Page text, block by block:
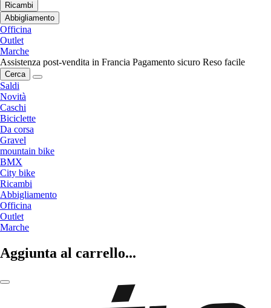
Ricambi
Abbigliamento
Officina
Outlet
Marche
Assistenza post-vendita in Francia Pagamento sicuro Reso facile
Cerca
Saldi
Novità
Caschi
Biciclette
Da corsa
Gravel
mountain bike
BMX
City bike
Ricambi
Abbigliamento
Officina
Outlet
Marche
Aggiunta al carrello...